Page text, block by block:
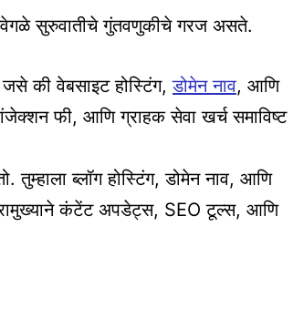
सुरुवातीचे गुंतवणुकीचे गरज असते.
की वेबसाइट होस्टिंग,डोमेन नाव, आणि
फी, आणि ग्राहक सेवा खर्च समाविष्ट
तुम्हाला ब्लॉग होस्टिंग, डोमेन नाव, आणि
प्रामुख्याने कंटेंट अपडेट्स, SEO टूल्स, आणि